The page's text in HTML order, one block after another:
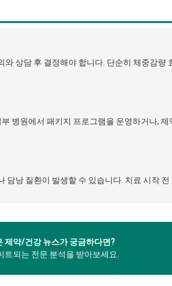
상담 후 결정해야 합니다. 단순히 체중감
병원에서 패키지 프로그램을 운영하거나,
낭 질환이 발생할 수 있습니다. 치료 시작
제약/건강 뉴스가 궁금하다면?
트되는 전문 분석을 받아보세요.